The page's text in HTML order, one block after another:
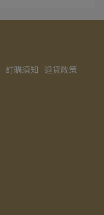
訂購須知 退貨政策